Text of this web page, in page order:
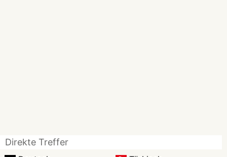
Direkte Treffer